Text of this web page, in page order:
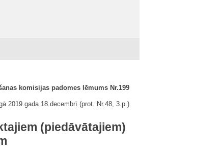
komisijas padomes lēmums Nr.199
2019.gada 18.decembrī (prot. Nr.48, 3.p.)
(piedāvātajiem)